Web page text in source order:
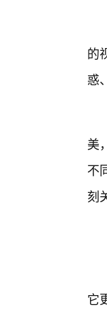
的
惑
美
不
刻
它